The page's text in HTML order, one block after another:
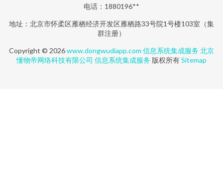
电话：1880196**
地址：北京市怀柔区雁栖经济开发区雁栖路33号院1号楼103室（集
群注册）
Copyright © 2026www.dongwudiapp.com 信息系统集成服务 北京
懂物帝网络科技有限公司 信息系统集成服务 版权所有Sitemap